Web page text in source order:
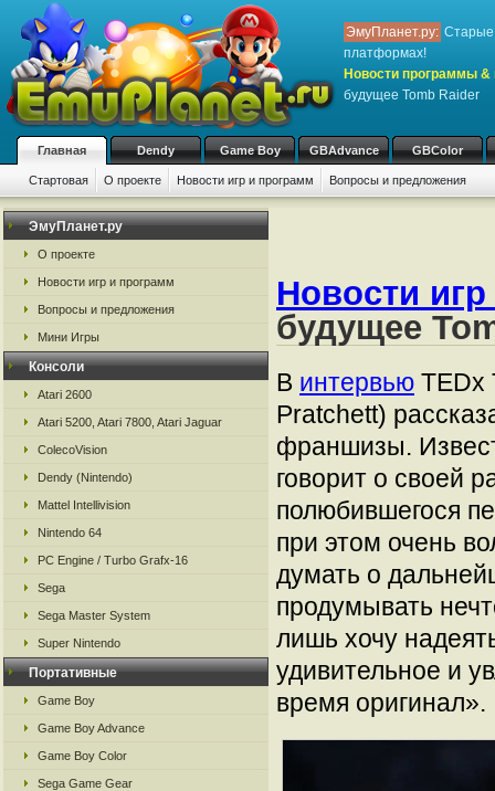
ЭмуПланет.ру: Старые
платформах!
Новости программы &
будущее Tomb Raider
Главная Dendy Game Boy GBAdvance GBColor
Стартовая О проекте Новости игр и программ Вопросы и предложения
ЭмуПланет.ру
О проекте
Новости игр и программ
Вопросы и предложения
Мини Игры
Консоли
Atari 2600
Atari 5200, Atari 7800, Atari Jaguar
ColecoVision
Dendy (Nintendo)
Mattel Intellivision
Nintendo 64
PC Engine / Turbo Grafx-16
Sega
Sega Master System
Super Nintendo
Портативные
Game Boy
Game Boy Advance
Game Boy Color
Sega Game Gear
Новости
будущее
В интервью TEDx
Pratchett)
франшизы.
говорит о своей
полюбившегося
при этом очень
думать о
продумывать
лишь хочу
удивительное и
время оригинал».